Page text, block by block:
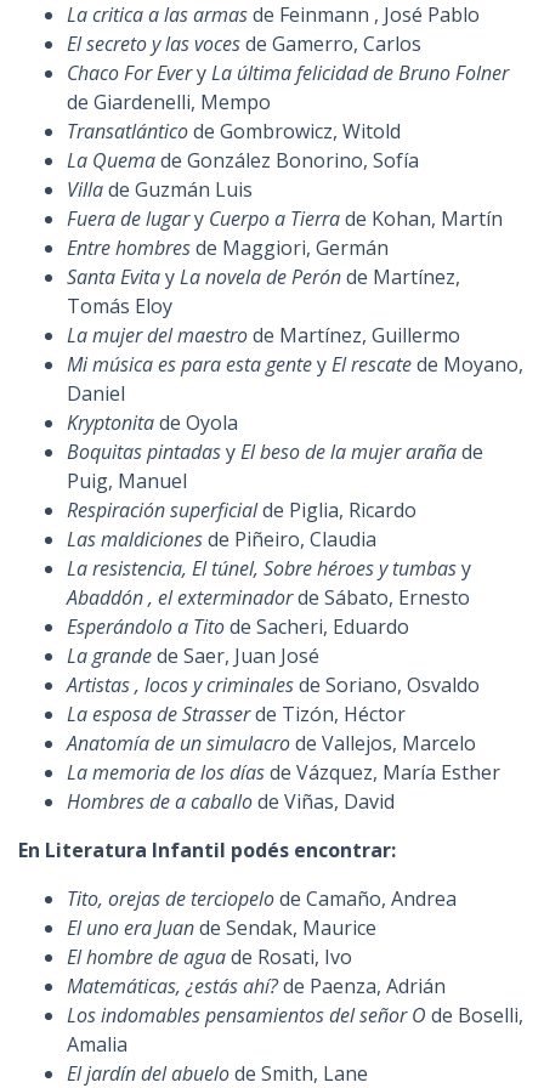
La critica a las armasde Feinmann , José Pablo
El secreto y las vocesde Gamerro, Carlos
Chaco For EveryLa última felicidad de Bruno Folner
de Giardenelli, Mempo
Transatlánticode Gombrowicz, Witold
La Quemade González Bonorino, Sofía
Villade Guzmán Luis
Fuera de lugary Cuerpo a Tierrade Kohan, Martín
Entre hombresde Maggiori, Germán
Santa EvitayLa novela de Perónde Martínez,
Tomás Eloy
La mujer del maestrode Martínez, Guillermo
Mi música es para esta genteyEl rescatede Moyano,
Daniel
Kryptonitade Oyola
Boquitas pintadasyEl beso de la mujer arañade
Puig, Manuel
Respiración superficialde Piglia, Ricardo
Las maldicionesde Piñeiro, Claudia
La resistencia, El túnel, Sobre héroes y tumbasy
Abaddón , el exterminadorde Sábato, Ernesto
Esperándolo a Titode Sacheri, Eduardo
La grandede Saer, Juan José
Artistas , locos y criminalesde Soriano, Osvaldo
La esposa de Strasserde Tizón, Héctor
Anatomía de un simulacrode Vallejos, Marcelo
La memoria de los díasde Vázquez, María Esther
Hombres de a caballode Viñas, David
En Literatura Infantil podés encontrar:
Tito, orejas de terciopelode Camaño, Andrea
El uno era Juande Sendak, Maurice
El hombre de aguade Rosati, Ivo
Matemáticas, ¿estás ahí?de Paenza, Adrián
Los indomables pensamientos del señor O de Boselli,
Amalia
El jardín del abuelode Smith, Lane